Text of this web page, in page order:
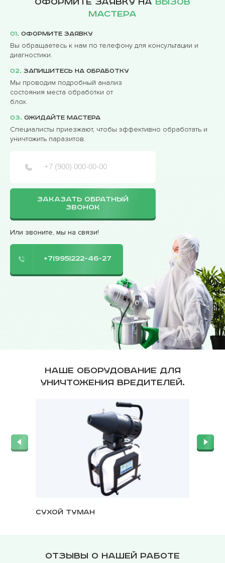
мастера
01. Оформите заявку
Вы обращаетесь к нам по телефону для консультации и
диагностики.
02. Запишитесь на обработку
Мы проводим подробный анализ
состояния места обработки от
блох.
03. Ожидайте мастера
Специалисты приезжают, чтобы эффективно обработать и
уничтожить паразитов.
ЗАКАЗАТЬ ОБРАТНЫЙ
ЗВОНОК
Или звоните, мы на связи!
+7(995)222-46-27
Наше оборудование для
уничтожения вредителей.
Сухой туман
Отзывы о нашей работе